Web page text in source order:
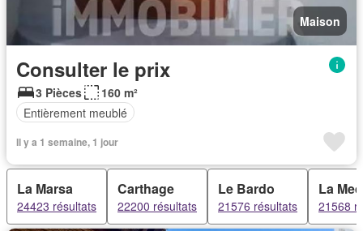
Maison
Consulter le prix
3 Pièces
160 m²
Entièrement meublé
Il y a 1 semaine, 1 jour
La Marsa
24423 résultats
Carthage
22200 résultats
Le Bardo
21576 résultats
La
21568